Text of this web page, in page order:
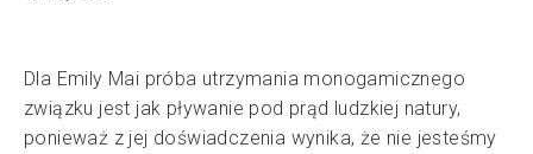
Dla Emily Mai próba utrzymania monogamicznego
związku jest jak pływanie pod prąd ludzkiej natury,
ponieważ z jej doświadczenia wynika, że nie jesteśmy